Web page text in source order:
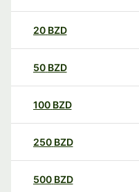
20 BZD
50 BZD
100 BZD
250 BZD
500 BZD